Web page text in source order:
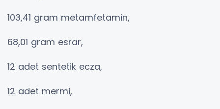
103,41 gram metamfetamin,
68,01 gram esrar,
12 adet sentetik ecza,
12 adet mermi,